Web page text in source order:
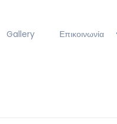
Gallery Επικοινωνία